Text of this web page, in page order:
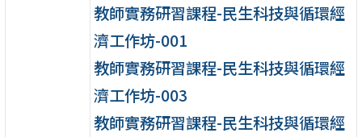
教師實務研習課程-民生科技與循環經
濟工作坊-001
教師實務研習課程-民生科技與循環經
濟工作坊-003
教師實務研習課程-民生科技與循環經